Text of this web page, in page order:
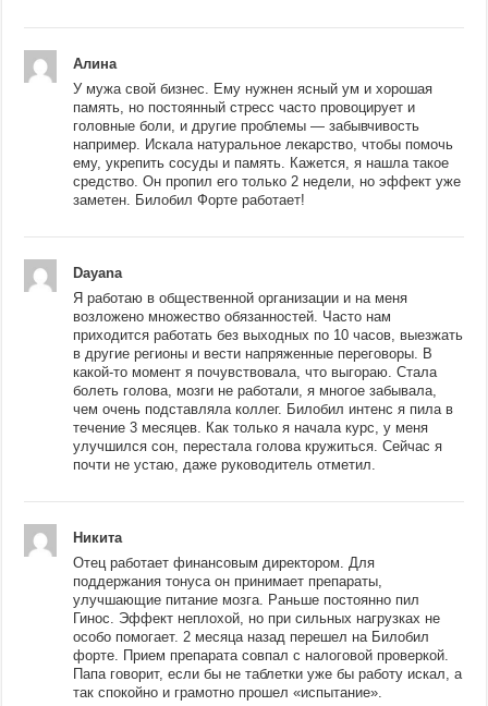
Алина
У мужа свой бизнес. Ему нужнен ясный ум и хорошая
память, но постоянный стресс часто провоцирует и
головные боли, и другие проблемы — забывчивость
например. Искала натуральное лекарство, чтобы помочь
ему, укрепить сосуды и память. Кажется, я нашла такое
средство. Он пропил его только 2 недели, но эффект уже
заметен. Билобил Форте работает!
Dayana
Я работаю в общественной организации и на меня
возложено множество обязанностей. Часто нам
приходится работать без выходных по 10 часов, выезжать
в другие регионы и вести напряженные переговоры. В
какой-то момент я почувствовала, что выгораю. Стала
болеть голова, мозги не работали, я многое забывала,
чем очень подставляла коллег. Билобил интенс я пила в
течение 3 месяцев. Как только я начала курс, у меня
улучшился сон, перестала голова кружиться. Сейчас я
почти не устаю, даже руководитель отметил.
Никита
Отец работает финансовым директором. Для
поддержания тонуса он принимает препараты,
улучшающие питание мозга. Раньше постоянно пил
Гинос. Эффект неплохой, но при сильных нагрузках не
особо помогает. 2 месяца назад перешел на Билобил
форте. Прием препарата совпал с налоговой проверкой.
Папа говорит, если бы не таблетки уже бы работу искал, а
так спокойно и грамотно прошел «испытание».